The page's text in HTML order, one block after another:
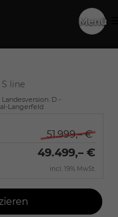
Menü
line
, Landesversion: D -
Langerfeld
51.999,– €
49.499,– €
incl. 19% MwSt.